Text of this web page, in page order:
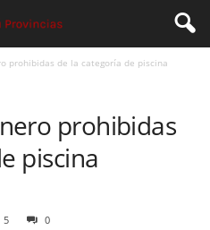
prohibidas de la categoría de piscina
prohibidas
piscina
5 0